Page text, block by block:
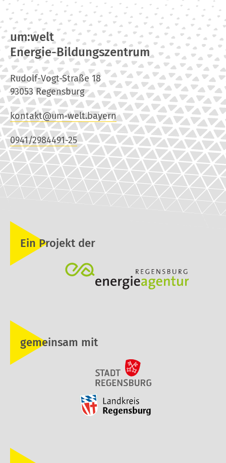
um:welt
Energie-Bildungszentrum
Rudolf-Vogt-Straße 18
93053 Regensburg
kontakt@um-welt.bayern
0941/2984491-25
Ein Projekt der
gemeinsam mit